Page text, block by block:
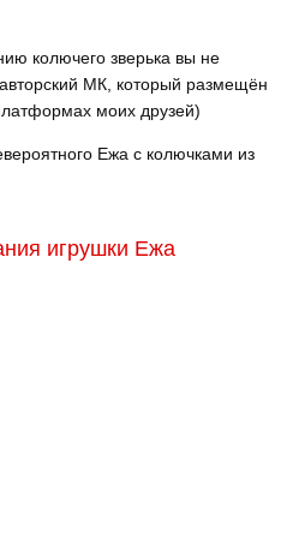
колючего зверька вы не
МК, который размещён
моих друзей)
Ежа с колючками из
игрушки Ежа